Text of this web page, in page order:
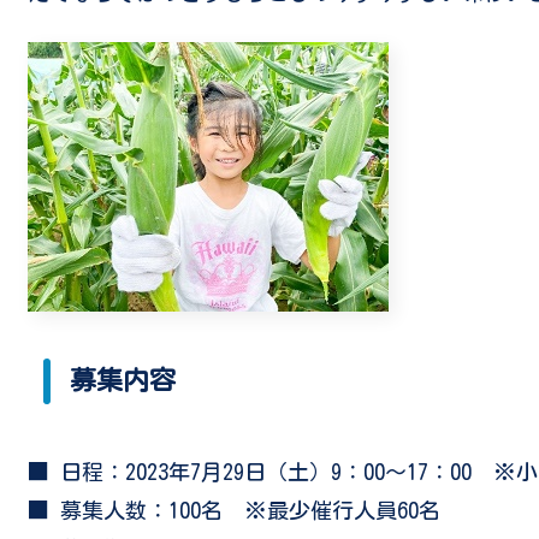
募集内容
■ 日程：2023年7月29日（土）9：00～17：00 ※
■ 募集人数： 100名 ※最少催行人員60名